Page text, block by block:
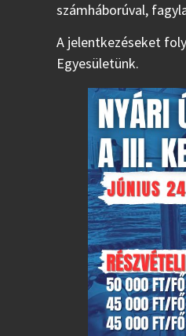
számháborúval,
A jelentkezéseket
Egyesületünk.